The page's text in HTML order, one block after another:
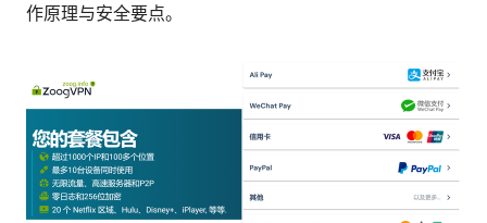
作原理与安全要点。